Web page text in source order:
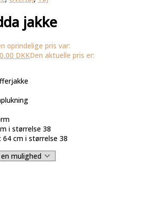
jakke
oprindelige pris var:
DKKDen aktuelle pris er:
i størrelse 38
cm i størrelse 38